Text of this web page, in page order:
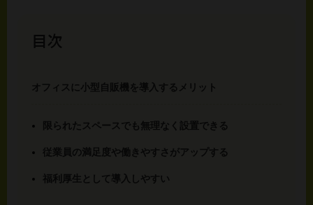
目次
オフィスに小型自販機を導入するメリット
限られたスペースでも無理なく設置できる
従業員の満足度や働きやすさがアップする
福利厚生として導入しやすい